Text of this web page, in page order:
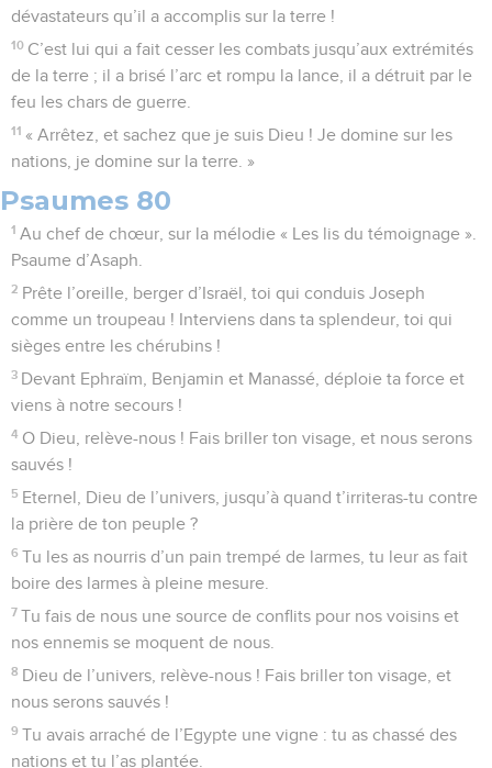
dévastateurs qu’il a accomplis sur la terre !
10 C’est lui qui a fait cesser les combats jusqu’aux extrémités
de la terre ; il a brisé l’arc et rompu la lance, il a détruit par le
feu les chars de guerre.
11 « Arrêtez, et sachez que je suis Dieu ! Je domine sur les
nations, je domine sur la terre. »
Psaumes 80
1 Au chef de chœur, sur la mélodie « Les lis du témoignage ».
Psaume d’Asaph.
2 Prête l’oreille, berger d’Israël, toi qui conduis Joseph
comme un troupeau ! Interviens dans ta splendeur, toi qui
sièges entre les chérubins !
3 Devant Ephraïm, Benjamin et Manassé, déploie ta force et
viens à notre secours !
4 O Dieu, relève-nous ! Fais briller ton visage, et nous serons
sauvés !
5 Eternel, Dieu de l’univers, jusqu’à quand t’irriteras-tu contre
la prière de ton peuple ?
6 Tu les as nourris d’un pain trempé de larmes, tu leur as fait
boire des larmes à pleine mesure.
7 Tu fais de nous une source de conflits pour nos voisins et
nos ennemis se moquent de nous.
8 Dieu de l’univers, relève-nous ! Fais briller ton visage, et
nous serons sauvés !
9 Tu avais arraché de l’Egypte une vigne : tu as chassé des
nations et tu l’as plantée.